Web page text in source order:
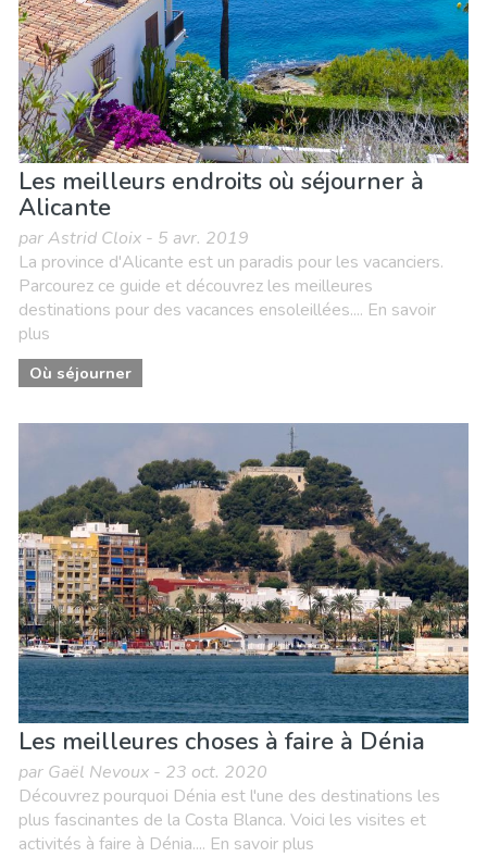
Les meilleurs endroits où séjourner à
Alicante
par Astrid Cloix - 5 avr. 2019
La province d'Alicante est un paradis pour les vacanciers.
Parcourez ce guide et découvrez les meilleures
destinations pour des vacances ensoleillées.... En savoir
plus
Où séjourner
Les meilleures choses à faire à Dénia
par Gaël Nevoux - 23 oct. 2020
Découvrez pourquoi Dénia est l'une des destinations les
plus fascinantes de la Costa Blanca. Voici les visites et
activités à faire à Dénia.... En savoir plus